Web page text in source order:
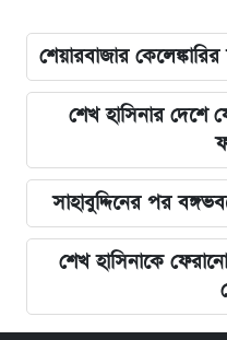
শেয়ারবাজার
শেখ হাসিনার দেশে
সাহাবুদ্দিনের পর
শেখ হাসিনাকে